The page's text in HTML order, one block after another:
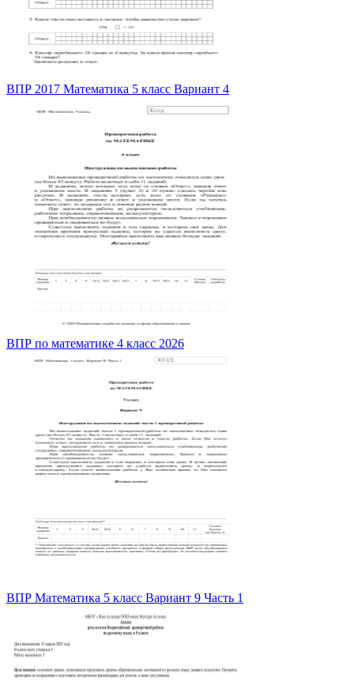
ВПР 2017 Математика 5 класс Вариант 4
ВПР по математике 4 класс 2026
ВПР Математика 5 класс Вариант 9 Часть 1